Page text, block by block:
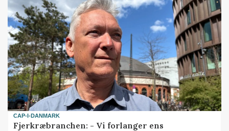
CAP-I-DANMARK
Fjerkræbranchen: - Vi forlanger ens